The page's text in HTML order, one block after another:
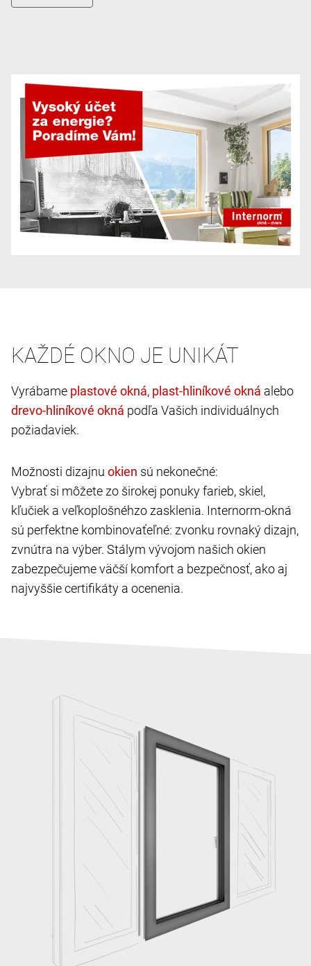
KAŽDÉ OKNO JE UNIKÁT
Vyrábame ,
alebo
podľa Vašich individuálnych
požiadaviek.
Možnosti dizajnu
sú nekonečné:
Vybrať si môžete zo širokej ponuky farieb, skiel,
kľučiek a veľkoplošnéhzo zasklenia. Internorm-okná
sú perfektne kombinovaťeľné: zvonku rovnaký dizajn,
zvnútra na výber. Stálym vývojom našich okien
zabezpečujeme väčší komfort a bezpečnosť, ako aj
najvyššie certifikáty a ocenenia.